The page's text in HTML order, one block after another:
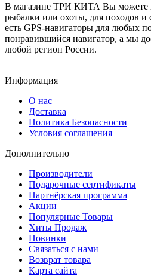
В магазине ТРИ КИТА Вы можете
рыбалки или охоты, для походов и
есть GPS-навигаторы для любых
понравившийся навигатор, а мы
любой регион России.
Информация
О нас
Доставка
Политика Безопасности
Условия соглашения
Дополнительно
Производители
Подарочные сертификаты
Партнёрская программа
Акции
Популярные Товары
Хиты Продаж
Новинки
Связаться с нами
Возврат товара
Карта сайта